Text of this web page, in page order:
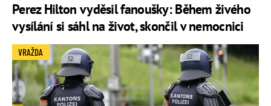
Perez Hilton vyděsil fanoušky: Během živého
vysílání si sáhl na život, skončil v nemocnici
VRAŽDA